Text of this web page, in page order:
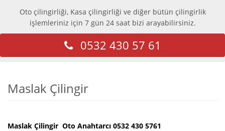
Oto çilingirliği, Kasa çilingirliği ve diğer bütün çilingirlik
işlemleriniz için 7 gün 24 saat bizi arayabilirsiniz.
0532 430 57 61
Maslak Çilingir
Maslak Çilingir Oto Anahtarcı 0532 430 5761